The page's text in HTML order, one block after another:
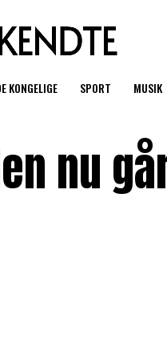
KONGELIGE SPORT MUSIK
nu